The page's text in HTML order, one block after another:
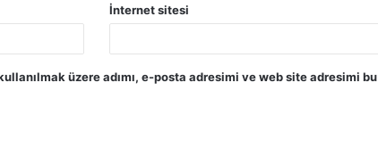
İnternet sitesi
üzere adımı, e-posta adresimi ve web site adresimi bu